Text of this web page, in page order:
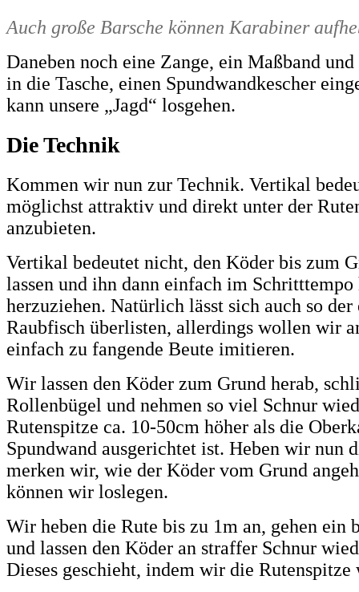
Auch große Barsche können Karabiner
Daneben noch eine Zange, ein Maßband
in die Tasche, einen Spundwandkescher
kann unsere „Jagd“ losgehen.
Die Technik
Kommen wir nun zur Technik. Vertikal
möglichst attraktiv und direkt unter der
anzubieten.
Vertikal bedeutet nicht, den Köder bis zum
lassen und ihn dann einfach im
herzuziehen. Natürlich lässt sich auch so der
Raubfisch überlisten, allerdings wollen wir
einfach zu fangende Beute imitieren.
Wir lassen den Köder zum Grund herab,
Rollenbügel und nehmen so viel Schnur
Rutenspitze ca. 10-50cm höher als die
Spundwand ausgerichtet ist. Heben wir nun
merken wir, wie der Köder vom Grund
können wir loslegen.
Wir heben die Rute bis zu 1m an, gehen ein
und lassen den Köder an straffer Schnur
Dieses geschieht, indem wir die Rutenspitze